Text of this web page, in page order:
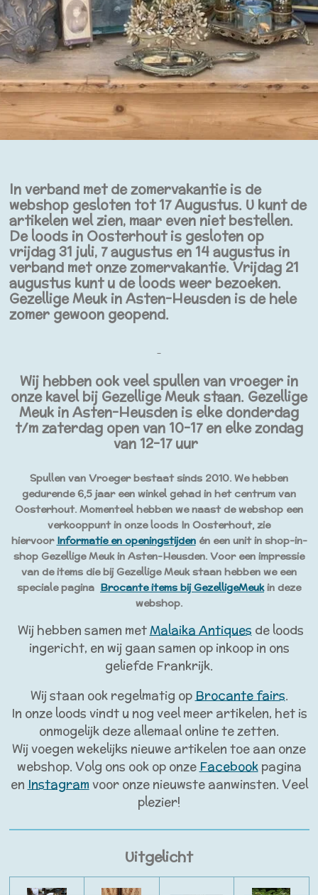
In verband met de zomervakantie is de
webshop gesloten tot 17 Augustus. U kunt de
artikelen wel zien, maar even niet bestellen.
De loods in Oosterhout is gesloten op
vrijdag 31 juli, 7 augustus en 14 augustus in
verband met onze zomervakantie. Vrijdag 21
augustus kunt u de loods weer bezoeken.
Gezellige Meuk in Asten-Heusden is de hele
zomer gewoon geopend.
Wij hebben ook veel spullen van vroeger in
onze kavel bij Gezellige Meuk staan. Gezellige
Meuk in Asten-Heusden is elke donderdag
t/m zaterdag open van 10-17 en elke zondag
van 12-17 uur
Spullen van Vroeger bestaat sinds 2010. We hebben
gedurende 6,5 jaar een winkel gehad in het centrum van
Oosterhout. Momenteel hebben we naast de webshop een
verkooppunt in onze loods In Oosterhout, zie
hiervoor Informatie en openingstijdenén een unit in shop-in-
shop Gezellige Meuk in Asten-Heusden. Voor een impressie
van de items die bij Gezellige Meuk staan hebben we een
speciale pagina Brocante items bij GezelligeMeukin deze
webshop.
Wij hebben samen metMalaika Antiques de loods
ingericht, en wij gaan samen op inkoop in ons
geliefde Frankrijk.
Wij staan ook regelmatig op Brocante fairs.
In onze loods vindt u nog veel meer artikelen, het is
onmogelijk deze allemaal online te zetten.
Wij voegen wekelijks nieuwe artikelen toe aan onze
webshop. Volg ons ook op onze Facebookpagina
en Instagram voor onze nieuwste aanwinsten. Veel
plezier!
Uitgelicht